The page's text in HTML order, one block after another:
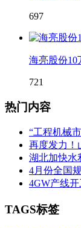
697
海亮股份10
721
热门内容
“工程机械
再度发力！
湖北加快水
4月份全国
4GW产线
TAGS标签